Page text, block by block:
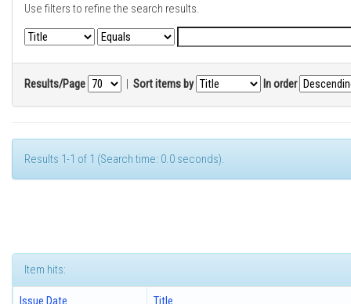
Use filters to refine the search results.
Results/Page | Sort items by In order
Results 1-1 of 1 (Search time: 0.0 seconds).
Item hits:
Issue Date Title